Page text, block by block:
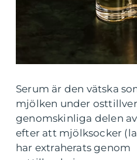
Serum är den vätska
mjölken under
genomskinliga delen
efter att mjölksocker
har extraherats genom